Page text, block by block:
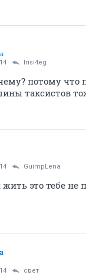
Irisi4eg
потому что
таксистов
GuimpLena
это тебе не
свет